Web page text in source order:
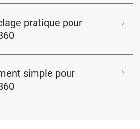
pratique pour
simple pour